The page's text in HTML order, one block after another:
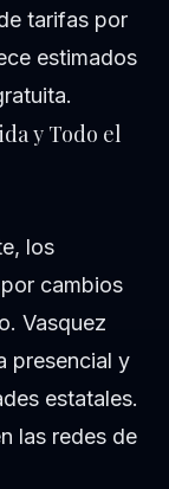
tarifas por
estimados
y Todo el
los
cambios
Vasquez
presencial y
estatales.
las redes de